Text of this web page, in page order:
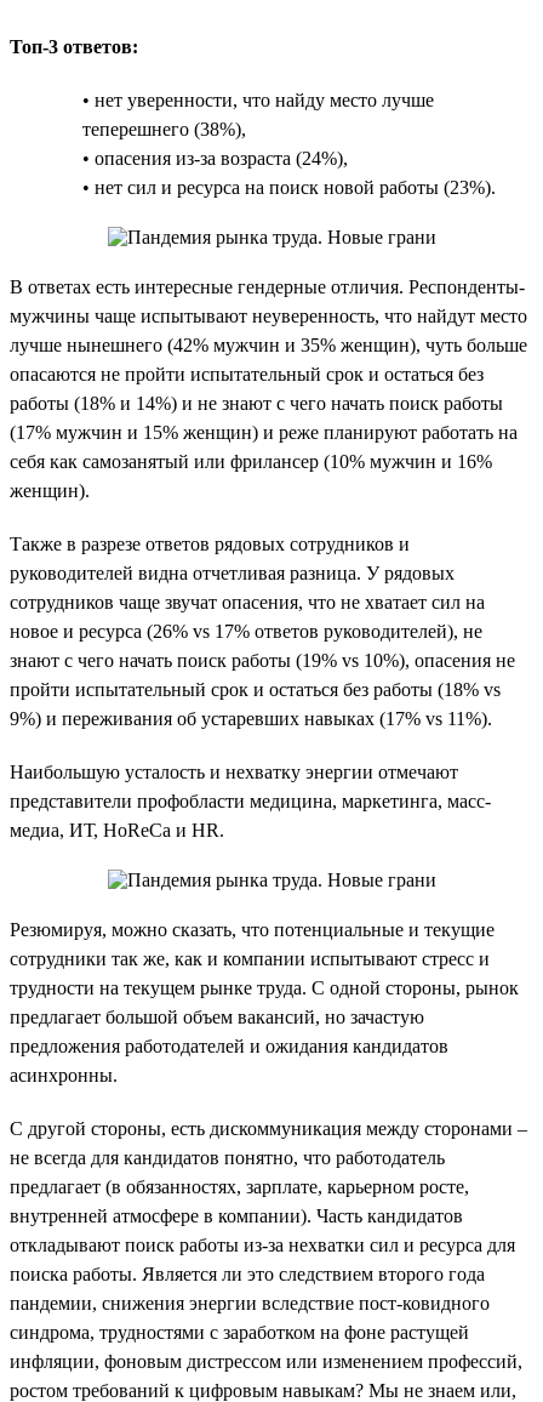
Топ-3 ответов:
• нет уверенности, что найду место лучше
теперешнего (38%),
• опасения из-за возраста (24%),
• нет сил и ресурса на поиск новой работы (23%).
В ответах есть интересные гендерные отличия. Респонденты-
мужчины чаще испытывают неуверенность, что найдут место
лучше нынешнего (42% мужчин и 35% женщин), чуть больше
опасаются не пройти испытательный срок и остаться без
работы (18% и 14%) и не знают с чего начать поиск работы
(17% мужчин и 15% женщин) и реже планируют работать на
себя как самозанятый или фрилансер (10% мужчин и 16%
женщин).
Также в разрезе ответов рядовых сотрудников и
руководителей видна отчетливая разница. У рядовых
сотрудников чаще звучат опасения, что не хватает сил на
новое и ресурса (26% vs 17% ответов руководителей), не
знают с чего начать поиск работы (19% vs 10%), опасения не
пройти испытательный срок и остаться без работы (18% vs
9%) и переживания об устаревших навыках (17% vs 11%).
Наибольшую усталость и нехватку энергии отмечают
представители профобласти медицина, маркетинга, масс-
медиа, ИТ, HoReCa и HR.
Резюмируя, можно сказать, что потенциальные и текущие
сотрудники так же, как и компании испытывают стресс и
трудности на текущем рынке труда. С одной стороны, рынок
предлагает большой объем вакансий, но зачастую
предложения работодателей и ожидания кандидатов
асинхронны.
С другой стороны, есть дискоммуникация между сторонами –
не всегда для кандидатов понятно, что работодатель
предлагает (в обязанностях, зарплате, карьерном росте,
внутренней атмосфере в компании). Часть кандидатов
откладывают поиск работы из-за нехватки сил и ресурса для
поиска работы. Является ли это следствием второго года
пандемии, снижения энергии вследствие пост-ковидного
синдрома, трудностями с заработком на фоне растущей
инфляции, фоновым дистрессом или изменением профессий,
ростом требований к цифровым навыкам? Мы не знаем или,